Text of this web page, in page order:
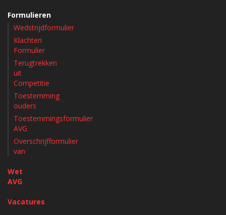
Formulieren
Wedstrijdformulier
Klachten
Formulier
Terugtrekken
uit
Competitie
Toestemming
ouders
Toestemmingsformulier
AVG
Overschrijfformulier
van
Wet
AVG
Vacatures